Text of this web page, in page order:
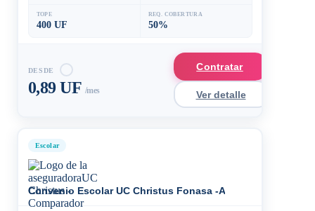
TOPE
400 UF
REQ. COBERTURA
50%
DESDE
0,89 UF /mes
Contratar
Ver detalle
Escolar
Convenio Escolar UC Christus Fonasa -Accidente +